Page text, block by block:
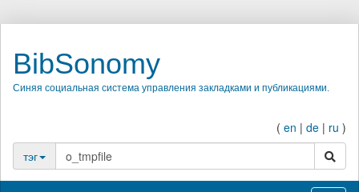
BibSonomy
Синяя социальная система управления закладками и публикациями.
( en | de | ru )
тэг
поиск